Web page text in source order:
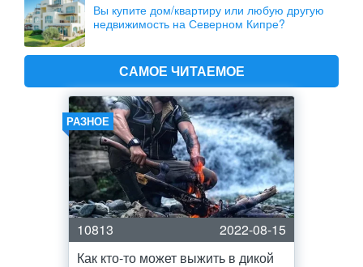
Вы купите дом/квартиру или любую другую
недвижимость на Северном Кипре?
САМОЕ ЧИТАЕМОЕ
РАЗНОЕ
10813
2022-08-15
Как кто-то может выжить в дикой